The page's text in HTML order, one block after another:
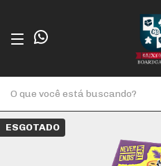
ESGOTADO